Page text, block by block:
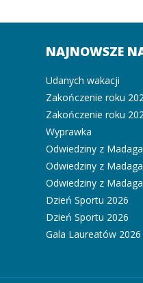
NAJNOWSZE
Udanych wakacji
Zakończenie roku
Zakończenie roku
Wyprawka
Odwiedziny z
Odwiedziny z
Odwiedziny z
Dzień Sportu 2026
Dzień Sportu 2026
Gala Laureatów 2026